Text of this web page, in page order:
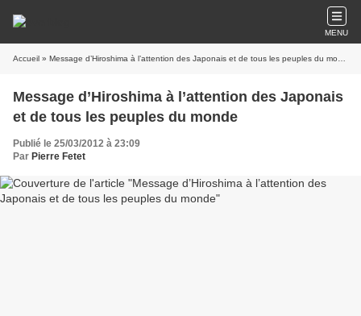
MENU
Accueil » Message d’Hiroshima à l’attention des Japonais et de tous les peuples du monde
Message d’Hiroshima à l’attention des Japonais
et de tous les peuples du monde
Publié le 25/03/2012 à 23:09
Par Pierre Fetet